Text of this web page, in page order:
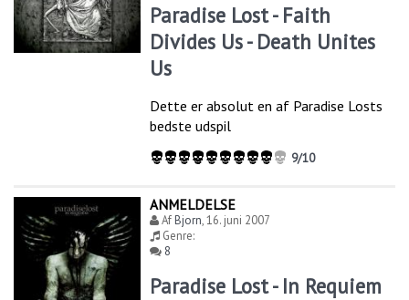
Paradise Lost - Faith
Divides Us - Death Unites
Us
Dette er absolut en af Paradise Losts
bedste udspil
9/10
ANMELDELSE
AfBjorn,16. juni 2007
Genre:
8
Paradise Lost - In Requiem